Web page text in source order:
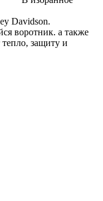
Davidson.
воротник. а также
тепло, защиту и